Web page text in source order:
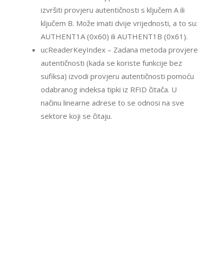
izvršiti provjeru autentičnosti s ključem A ili
ključem B. Može imati dvije vrijednosti, a to su:
AUTHENT1A (0x60) ili AUTHENT1B (0x61).
ucReaderKeyIndex – Zadana metoda provjere
autentičnosti (kada se koriste funkcije bez
sufiksa) izvodi provjeru autentičnosti pomoću
odabranog indeksa tipki iz RFID čitača. U
načinu linearne adrese to se odnosi na sve
sektore koji se čitaju.